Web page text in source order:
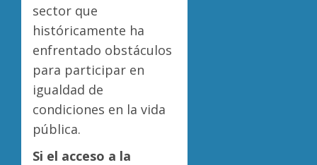
sector que
históricamente ha
enfrentado obstáculos
para participar en
igualdad de
condiciones en la vida
pública.
Si el acceso a la